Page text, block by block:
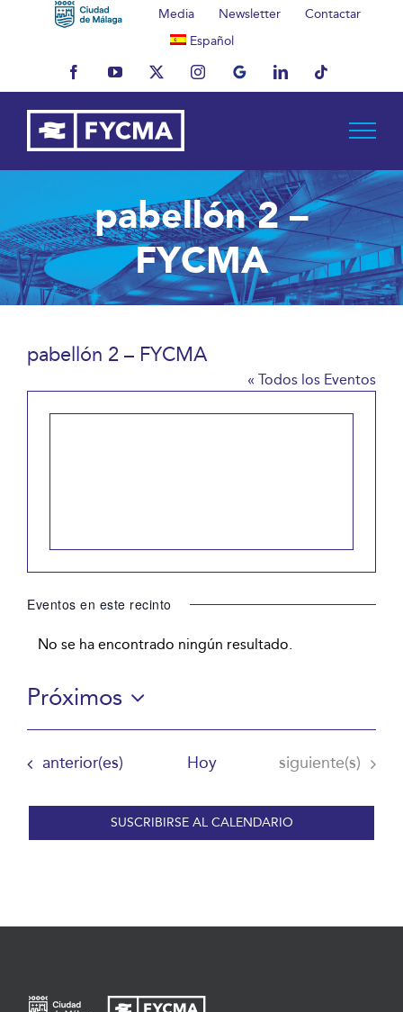
Media Newsletter
Contactar
Español
FacebookYouTubeX InstagramMyBusinessLinkedInTiktok
pabellón 2 –
FYCMA
pabellón 2 – FYCMA
« Todos los Eventos
Eventos en este recinto
Aviso
No se ha encontrado ningún resultado.
Próximos
Selecciona
fecha.
Eventos
anterior(es) Hoy Eventos
siguiente(s)
SUSCRIBIRSE AL CALENDARIO